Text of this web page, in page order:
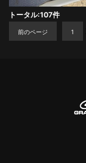
トータル:107件
前のページ 1